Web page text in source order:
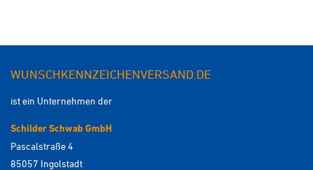
WUNSCHKENNZEICHENVERSAND.DE
ist ein Unternehmen der
Schilder Schwab GmbH
Pascalstraße 4
85057 Ingolstadt